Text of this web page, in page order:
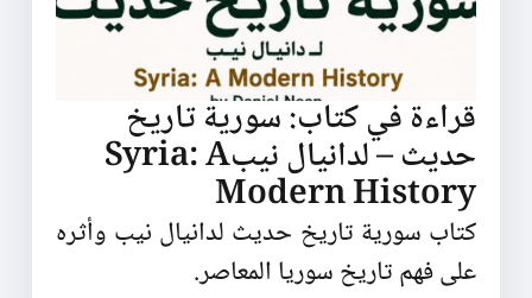
قراءة في كتاب: سورية تاريخ
حديث – لدانيال نيبSyria: A
Modern History
كتاب سورية تاريخ حديث لدانيال نيب وأثره
على فهم تاريخ سوريا المعاصر.